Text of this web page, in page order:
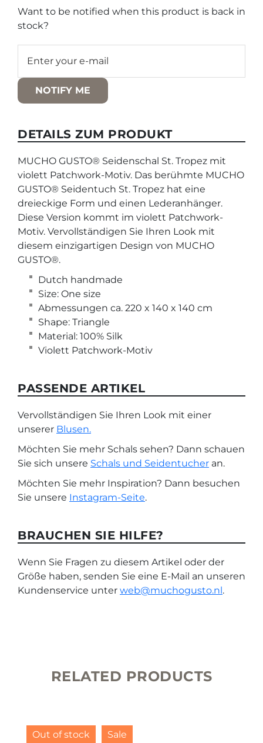
Want to be notified when this product is back in
stock?
NOTIFY ME
DETAILS ZUM PRODUKT
MUCHO GUSTO® Seidenschal St. Tropez mit
violett Patchwork-Motiv. Das berühmte MUCHO
GUSTO® Seidentuch St. Tropez hat eine
dreieckige Form und einen Lederanhänger.
Diese Version kommt im violett Patchwork-
Motiv. Vervollständigen Sie Ihren Look mit
diesem einzigartigen Design von MUCHO
GUSTO®.
Dutch handmade
Size: One size
Abmessungen ca. 220 x 140 x 140 cm
Shape: Triangle
Material: 100% Silk
Violett Patchwork-Motiv
PASSENDE ARTIKEL
Vervollständigen Sie Ihren Look mit einer
unserer Blusen.
Möchten Sie mehr Schals sehen? Dann schauen
Sie sich unsere Schals und Seidentucher an.
Möchten Sie mehr Inspiration? Dann besuchen
Sie unsere Instagram-Seite.
BRAUCHEN SIE HILFE?
Wenn Sie Fragen zu diesem Artikel oder der
Größe haben, senden Sie eine E-Mail an unseren
Kundenservice unter web@muchogusto.nl.
RELATED PRODUCTS
Out of stock Sale